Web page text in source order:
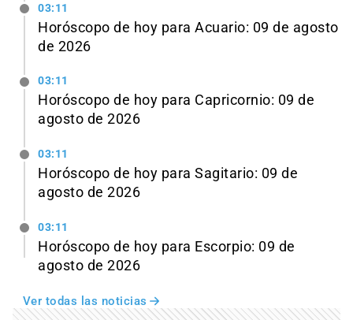
03:11
Horóscopo de hoy para Acuario: 09 de agosto
de 2026
03:11
Horóscopo de hoy para Capricornio: 09 de
agosto de 2026
03:11
Horóscopo de hoy para Sagitario: 09 de
agosto de 2026
03:11
Horóscopo de hoy para Escorpio: 09 de
agosto de 2026
Ver todas las noticias